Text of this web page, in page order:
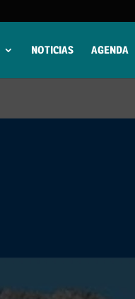
NOTICIAS AGENDA